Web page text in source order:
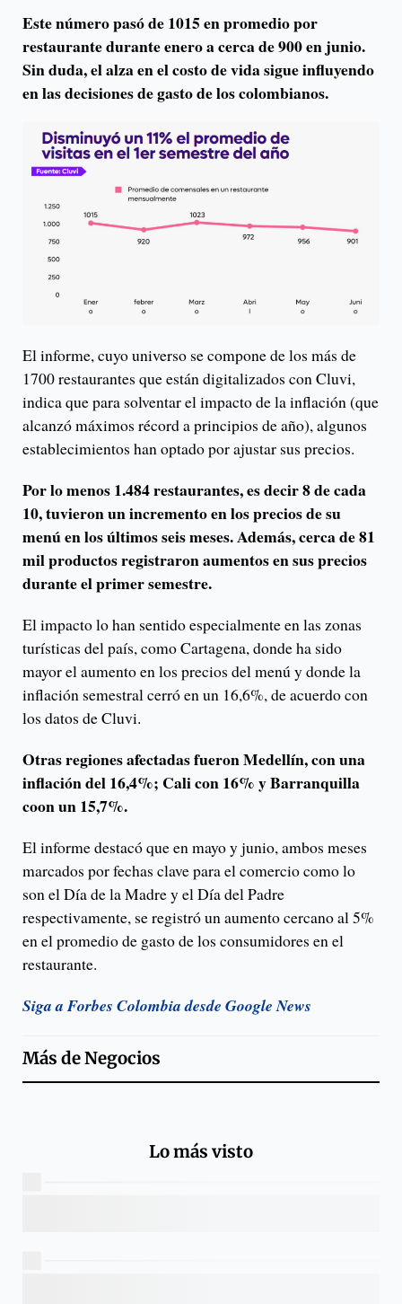
Este número pasó de 1015 en promedio por
restaurante durante enero a cerca de 900 en junio.
Sin duda, el alza en el costo de vida sigue influyendo
en las decisiones de gasto de los colombianos.
El informe, cuyo universo se compone de los más de
1700 restaurantes que están digitalizados con Cluvi,
indica que para solventar el impacto de la inflación (que
alcanzó máximos récord a principios de año), algunos
establecimientos han optado por ajustar sus precios.
Por lo menos 1.484 restaurantes, es decir 8 de cada
10, tuvieron un incremento en los precios de su
menú en los últimos seis meses. Además, cerca de 81
mil productos registraron aumentos en sus precios
durante el primer semestre.
El impacto lo han sentido especialmente en las zonas
turísticas del país, como Cartagena, donde ha sido
mayor el aumento en los precios del menú y donde la
inflación semestral cerró en un 16,6%, de acuerdo con
los datos de Cluvi.
Otras regiones afectadas fueron Medellín, con una
inflación del 16,4%; Cali con 16% y Barranquilla
coon un 15,7%.
El informe destacó que en mayo y junio, ambos meses
marcados por fechas clave para el comercio como lo
son el Día de la Madre y el Día del Padre
respectivamente, se registró un aumento cercano al 5%
en el promedio de gasto de los consumidores en el
restaurante.
Siga a Forbes Colombia desde Google News
Más deNegocios
Lo más visto